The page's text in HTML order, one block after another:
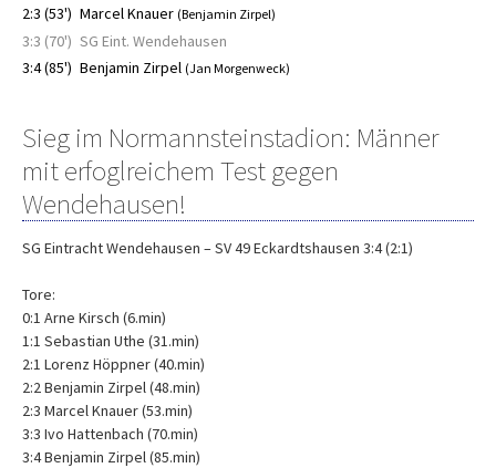
2:3 (53') Marcel Knauer (Benjamin Zirpel)
3:3 (70') SG Eint. Wendehausen
3:4 (85') Benjamin Zirpel (Jan Morgenweck)
Sieg im Normannsteinstadion: Männer
mit erfoglreichem Test gegen
Wendehausen!
SG Eintracht Wendehausen – SV 49 Eckardtshausen 3:4 (2:1)
Tore:
0:1 Arne Kirsch (6.min)
1:1 Sebastian Uthe (31.min)
2:1 Lorenz Höppner (40.min)
2:2 Benjamin Zirpel (48.min)
2:3 Marcel Knauer (53.min)
3:3 Ivo Hattenbach (70.min)
3:4 Benjamin Zirpel (85.min)